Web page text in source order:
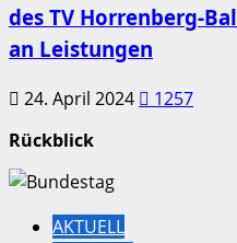
des TV Horrenberg-
an Leistungen
24. April 2024
1257
Rückblick
AKTUELL